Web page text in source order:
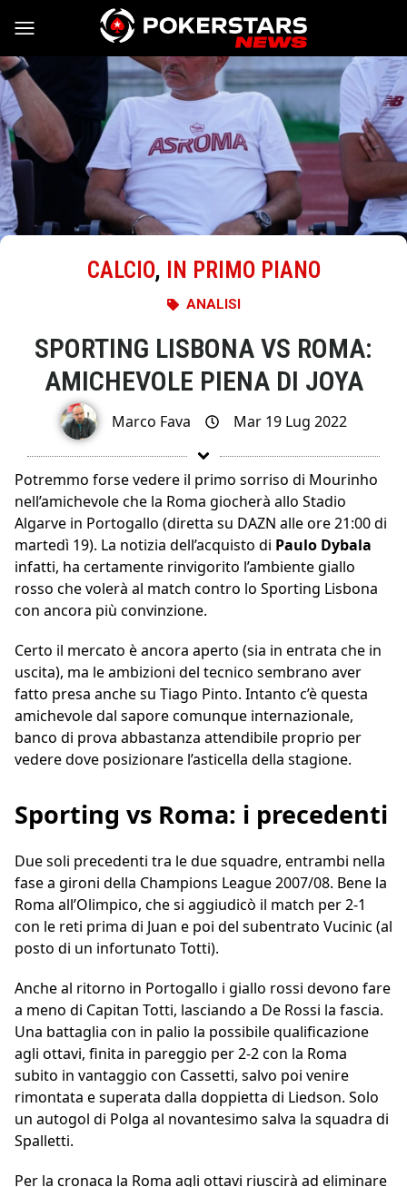
Vai al contenuto
CALCIO, IN PRIMO PIANO
ANALISI
SPORTING LISBONA VS ROMA:
AMICHEVOLE PIENA DI JOYA
Marco Fava Mar 19 Lug 2022
Potremmo forse vedere il primo sorriso di Mourinho
nell’amichevole che la Roma giocherà allo Stadio
Algarve in Portogallo (diretta su DAZN alle ore 21:00 di
martedì 19). La notizia dell’acquisto di Paulo Dybala
infatti, ha certamente rinvigorito l’ambiente giallo
rosso che volerà al match contro lo Sporting Lisbona
con ancora più convinzione.
Certo il mercato è ancora aperto (sia in entrata che in
uscita), ma le ambizioni del tecnico sembrano aver
fatto presa anche su Tiago Pinto. Intanto c’è questa
amichevole dal sapore comunque internazionale,
banco di prova abbastanza attendibile proprio per
vedere dove posizionare l’asticella della stagione.
Sporting vs Roma: i precedenti
Due soli precedenti tra le due squadre, entrambi nella
fase a gironi della Champions League 2007/08. Bene la
Roma all’Olimpico, che si aggiudicò il match per 2-1
con le reti prima di Juan e poi del subentrato Vucinic (al
posto di un infortunato Totti).
Anche al ritorno in Portogallo i giallo rossi devono fare
a meno di Capitan Totti, lasciando a De Rossi la fascia.
Una battaglia con in palio la possibile qualificazione
agli ottavi, finita in pareggio per 2-2 con la Roma
subito in vantaggio con Cassetti, salvo poi venire
rimontata e superata dalla doppietta di Liedson. Solo
un autogol di Polga al novantesimo salva la squadra di
Spalletti.
Per la cronaca la Roma agli ottavi riuscirà ad eliminare